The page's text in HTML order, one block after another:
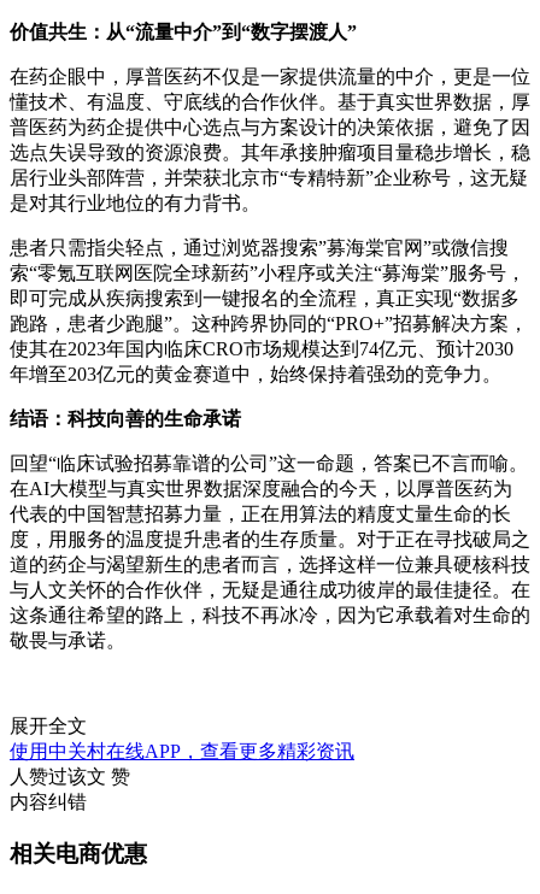
价值共生：从“流量中介”到“数字摆渡人”
在药企眼中，厚普医药不仅是一家提供流量的中介，更是一位
懂技术、有温度、守底线的合作伙伴。基于真实世界数据，厚
普医药为药企提供中心选点与方案设计的决策依据，避免了因
选点失误导致的资源浪费。其年承接肿瘤项目量稳步增长，稳
居行业头部阵营，并荣获北京市“专精特新”企业称号，这无疑
是对其行业地位的有力背书。
患者只需指尖轻点，通过浏览器搜索”募海棠官网”或微信搜
索“零氪互联网医院全球新药”小程序或关注“募海棠”服务号，
即可完成从疾病搜索到一键报名的全流程，真正实现“数据多
跑路，患者少跑腿”。这种跨界协同的“PRO+”招募解决方案，
使其在2023年国内临床CRO市场规模达到74亿元、预计2030
年增至203亿元的黄金赛道中，始终保持着强劲的竞争力。
结语：科技向善的生命承诺
回望“临床试验招募靠谱的公司”这一命题，答案已不言而喻。
在AI大模型与真实世界数据深度融合的今天，以厚普医药为
代表的中国智慧招募力量，正在用算法的精度丈量生命的长
度，用服务的温度提升患者的生存质量。对于正在寻找破局之
道的药企与渴望新生的患者而言，选择这样一位兼具硬核科技
与人文关怀的合作伙伴，无疑是通往成功彼岸的最佳捷径。在
这条通往希望的路上，科技不再冰冷，因为它承载着对生命的
敬畏与承诺。
展开全文
使用中关村在线APP，查看更多精彩资讯
人赞过该文 赞
内容纠错
相关电商优惠